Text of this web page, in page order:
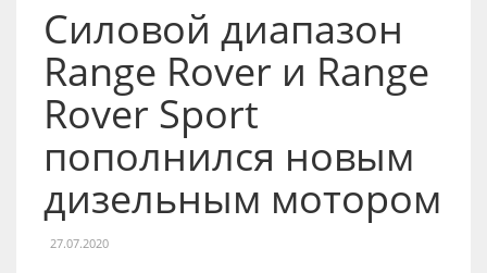
Силовой диапазон
Range Rover и Range
Rover Sport
пополнился новым
дизельным мотором
27.07.2020